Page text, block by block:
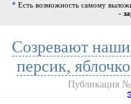
Есть возможность самому
-
Созревают
персик,
Публикация